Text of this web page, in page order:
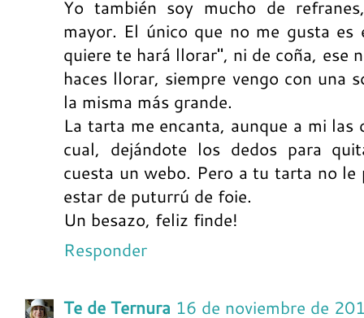
Yo también soy mucho de
mayor. El único que no me gusta es
quiere te hará llorar", ni de coña, ese
haces llorar, siempre vengo con una
la misma más grande.
La tarta me encanta, aunque a mi las
cual, dejándote los dedos para
cuesta un webo. Pero a tu tarta no
estar de puturrú de foie.
Un besazo, feliz finde!
Responder
Te de Ternura 16 de noviembre de